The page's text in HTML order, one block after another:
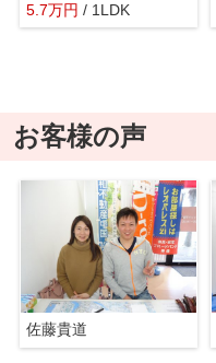
5.7万円 / 1LDK
お客様の声
佐藤貴道